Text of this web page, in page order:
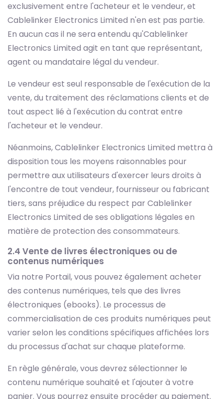
exclusivement entre l'acheteur et le vendeur, et
Cablelinker Electronics Limited n'en est pas partie.
En aucun cas il ne sera entendu qu'Cablelinker
Electronics Limited agit en tant que représentant,
agent ou mandataire légal du vendeur.
Le vendeur est seul responsable de l'exécution de la
vente, du traitement des réclamations clients et de
tout aspect lié à l'exécution du contrat entre
l'acheteur et le vendeur.
Néanmoins, Cablelinker Electronics Limited mettra à
disposition tous les moyens raisonnables pour
permettre aux utilisateurs d'exercer leurs droits à
l'encontre de tout vendeur, fournisseur ou fabricant
tiers, sans préjudice du respect par Cablelinker
Electronics Limited de ses obligations légales en
matière de protection des consommateurs.
2.4 Vente de livres électroniques ou de
contenus numériques
Via notre Portail, vous pouvez également acheter
des contenus numériques, tels que des livres
électroniques (ebooks). Le processus de
commercialisation de ces produits numériques peut
varier selon les conditions spécifiques affichées lors
du processus d'achat sur chaque plateforme.
En règle générale, vous devrez sélectionner le
contenu numérique souhaité et l'ajouter à votre
panier. Vous pourrez ensuite procéder au paiement.